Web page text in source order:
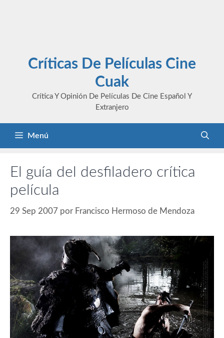
Críticas De Películas Cine
Cuak
Crítica Y Opinión De Películas De Cine Español Y
Extranjero
Menú
El guía del desfiladero crítica
película
29 Sep 2007 por Francisco Hermoso de Mendoza